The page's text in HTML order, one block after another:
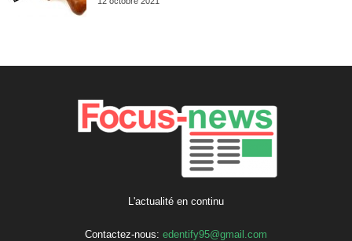
L'actualité en continu
Contactez-nous: edentify95@gmail.com